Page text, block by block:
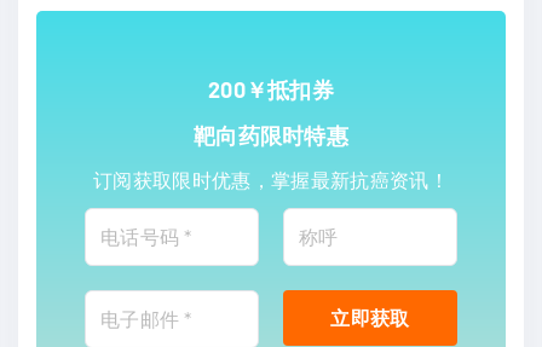
200￥抵扣券
靶向药限时特惠
订阅获取限时优惠，掌握最新抗癌资讯！